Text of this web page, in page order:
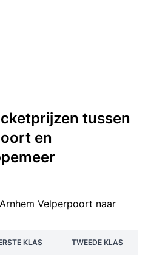
tussen
en
Velperpoort naar
KLAS TWEEDE KLAS